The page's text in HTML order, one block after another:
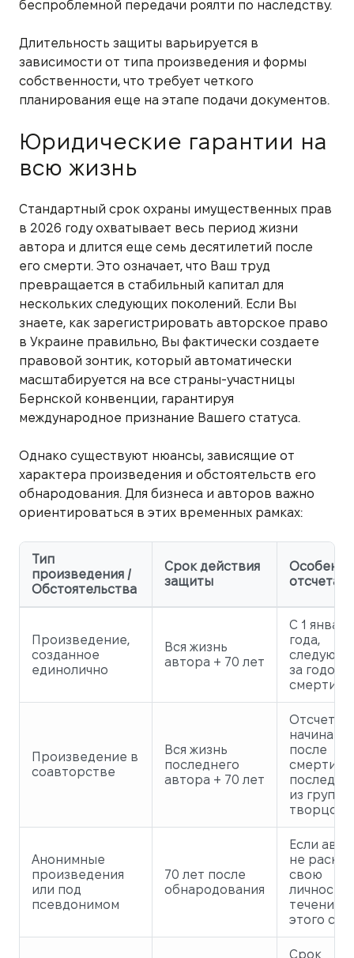
беспроблемной передачи роялти по наследству.
Длительность защиты варьируется в
зависимости от типа произведения и формы
собственности, что требует четкого
планирования еще на этапе подачи документов.
Юридические гарантии на
всю жизнь
Стандартный срок охраны имущественных прав
в 2026 году охватывает весь период жизни
автора и длится еще семь десятилетий после
его смерти. Это означает, что Ваш труд
превращается в стабильный капитал для
нескольких следующих поколений. Если Вы
знаете, как зарегистрировать авторское право
в Украине правильно, Вы фактически создаете
правовой зонтик, который автоматически
масштабируется на все страны-участницы
Бернской конвенции, гарантируя
международное признание Вашего статуса.
Однако существуют нюансы, зависящие от
характера произведения и обстоятельств его
обнародования. Для бизнеса и авторов важно
ориентироваться в этих временных рамках:
Тип
произведения /
Обстоятельства
Срок действия
защиты
отсчета
Произведение,
созданное
единолично
Вся жизнь
автора + 70 лет
С 1 января
года,
за годом
смерти
Произведение в
соавторстве
Вся жизнь
последнего
автора + 70 лет
Отсчет
после
смерти
из группы
творцов
Анонимные
произведения
или под
псевдонимом
70 лет после
обнародования
Если
не
свою
личность
течение
этого
Срок